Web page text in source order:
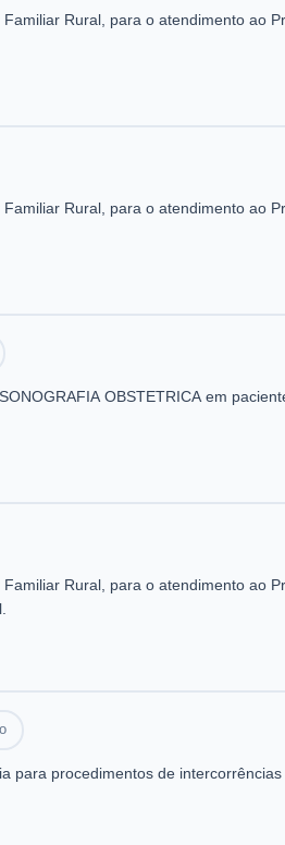
Rural, para o atendimento ao
Rural, para o atendimento ao
OBSTETRICA em
Rural, para o atendimento ao
procedimentos de